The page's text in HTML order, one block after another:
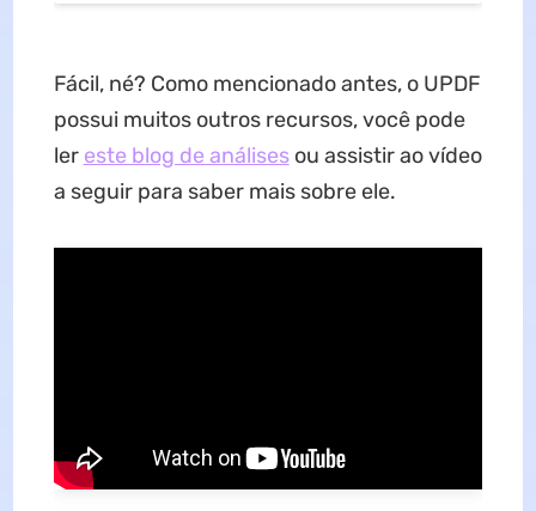
Fácil, né? Como mencionado antes, o UPDF
possui muitos outros recursos, você pode
ler este blog de análisesou assistir ao vídeo
a seguir para saber mais sobre ele.